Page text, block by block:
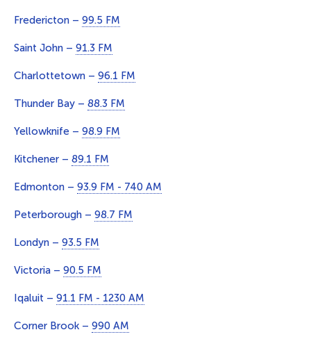
Fredericton – 99.5 FM
Saint John – 91.3 FM
Charlottetown – 96.1 FM
Thunder Bay – 88.3 FM
Yellowknife – 98.9 FM
Kitchener – 89.1 FM
Edmonton – 93.9 FM - 740 AM
Peterborough – 98.7 FM
Londyn – 93.5 FM
Victoria – 90.5 FM
Iqaluit – 91.1 FM - 1230 AM
Corner Brook – 990 AM